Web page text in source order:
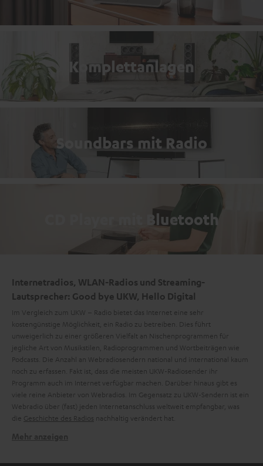
Komplettanlagen
Soundbars mit Radio
CD Player mit Bluetooth
Internetradios, WLAN-Radios und Streaming-
Lautsprecher: Good bye UKW, Hello Digital
Im Vergleich zum UKW – Radio bietet das Internet eine sehr
kostengünstige Möglichkeit, ein Radio zu betreiben. Dies führt
unweigerlich zu einer größeren Vielfalt an Nischenprogrammen für
jegliche Art von Musikstilen, Radioprogrammen und Wortbeiträgen wie
Podcasts. Die Anzahl an Webradiosendern national und international kaum
noch zu erfassen. Fakt ist, dass die meisten UKW-Radiosender ihr
Programm auch im Internet verfügbar machen. Darüber hinaus gibt es
viele reine Anbieter von Webradios. Im Gegensatz zu UKW-Sendern ist ein
Webradio über (fast) jeden Internetanschluss weltweit empfangbar, was
die Geschichte des Radios nachhaltig verändert hat.